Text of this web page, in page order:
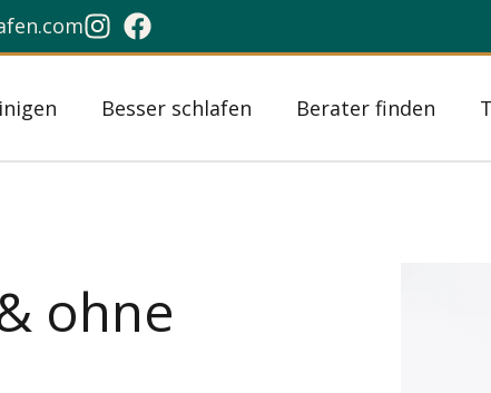
Besser schlafen Berater finden
ohne